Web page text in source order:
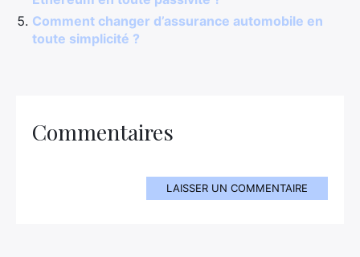
Comment changer d’assurance automobile en
toute simplicité ?
Commentaires
LAISSER UN COMMENTAIRE